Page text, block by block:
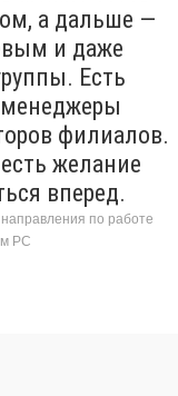
а дальше —
и даже
Есть
филиалов.
желание
вперед.
по работе
РС